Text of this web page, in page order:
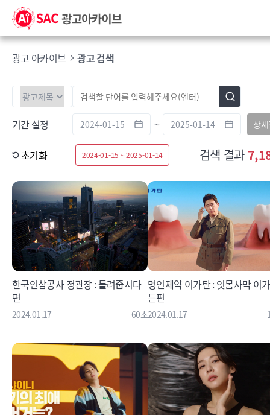
광고 아카이브 광고 검색
기간 설정 ~ 상
초기화 2024-01-15 ~ 2025-01-14 검색 결과
한국인삼공사 정관장 : 돌려줍시다
편
2024.01.17 60초
명인제약 이가탄 : 잇몸사막 이
튼편
2024.01.17